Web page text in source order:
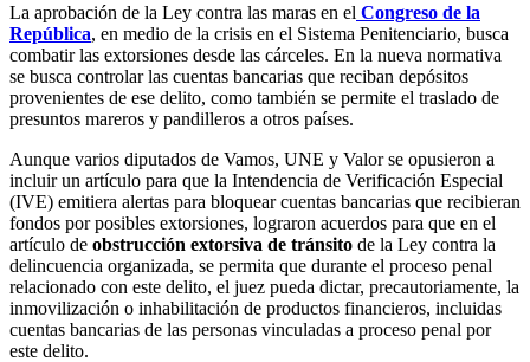
La aprobación de la Ley contra las maras en el Congreso de la
República, en medio de la crisis en el Sistema Penitenciario, busca
combatir las extorsiones desde las cárceles. En la nueva normativa
se busca controlar las cuentas bancarias que reciban depósitos
provenientes de ese delito, como también se permite el traslado de
presuntos mareros y pandilleros a otros países.
Aunque varios diputados de Vamos, UNE y Valor se opusieron a
incluir un artículo para que la Intendencia de Verificación Especial
(IVE) emitiera alertas para bloquear cuentas bancarias que recibieran
fondos por posibles extorsiones, lograron acuerdos para que en el
artículo de obstrucción extorsiva de tránsito de la Ley contra la
delincuencia organizada, se permita que durante el proceso penal
relacionado con este delito, el juez pueda dictar, precautoriamente, la
inmovilización o inhabilitación de productos financieros, incluidas
cuentas bancarias de las personas vinculadas a proceso penal por
este delito.